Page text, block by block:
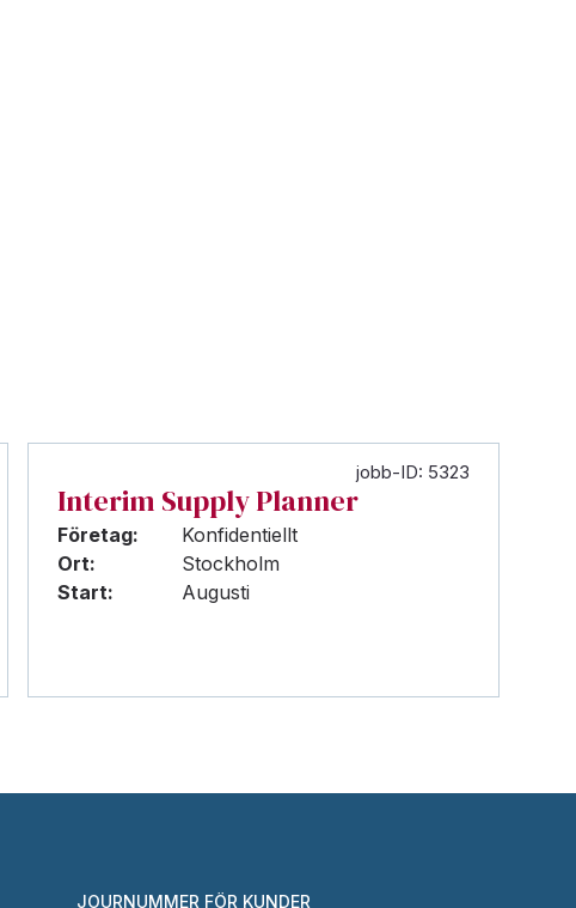
jobb-ID: 5323
Interim Supply Planner
Företag:
Konfidentiellt
Ort:
Stockholm
Start:
Augusti
JOURNUMMER FÖR KUNDER